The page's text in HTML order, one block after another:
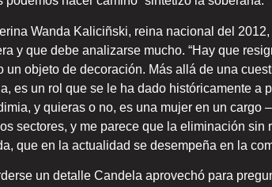
Wanda Kaliciñski, reina nacional del
y que debe analizarse mucho. “Hay que
un objeto de decoración. Más allá de una
es un rol que se le ha dado históricamente a
y quieras o no, es una mujer en un cargo
sectores, y me parece que la eliminación sin
que en la actualidad se desempeña en la
un detalle Candela aprovechó para